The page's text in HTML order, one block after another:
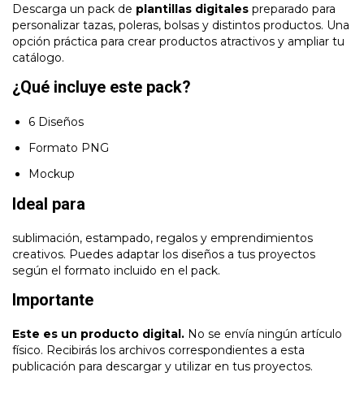
Descarga un pack de plantillas digitales preparado para
personalizar tazas, poleras, bolsas y distintos productos. Una
opción práctica para crear productos atractivos y ampliar tu
catálogo.
¿Qué incluye este pack?
6 Diseños
Formato PNG
Mockup
Ideal para
sublimación, estampado, regalos y emprendimientos
creativos. Puedes adaptar los diseños a tus proyectos
según el formato incluido en el pack.
Importante
Este es un producto digital. No se envía ningún artículo
físico. Recibirás los archivos correspondientes a esta
publicación para descargar y utilizar en tus proyectos.